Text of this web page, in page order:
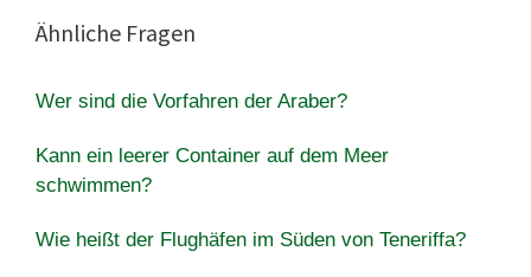
Ähnliche Fragen
Wer sind die Vorfahren der Araber?
Kann ein leerer Container auf dem Meer
schwimmen?
Wie heißt der Flughäfen im Süden von Teneriffa?